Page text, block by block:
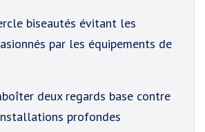
biseautés évitant les
par les équipements de
deux regards base contre
profondes